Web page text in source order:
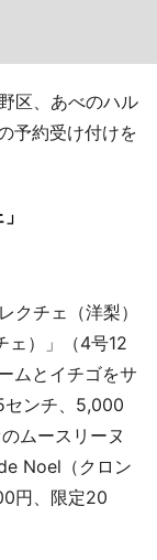
区、あべのハル
予約受け付けを
チェ（洋梨）
ェ）」（4号12
ムとイチゴをサ
センチ、5,000
ムースリーヌ
Noel（クロン
円、限定20